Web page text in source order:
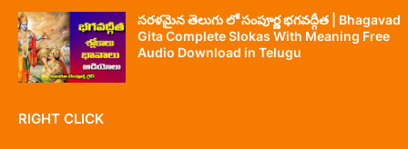
సరళమైన తెలుగు లో సంపూర్ణ భగవద్గీత | Bhagavad
Gita Complete Slokas With Meaning Free
Audio Download in Telugu
RIGHT CLICK